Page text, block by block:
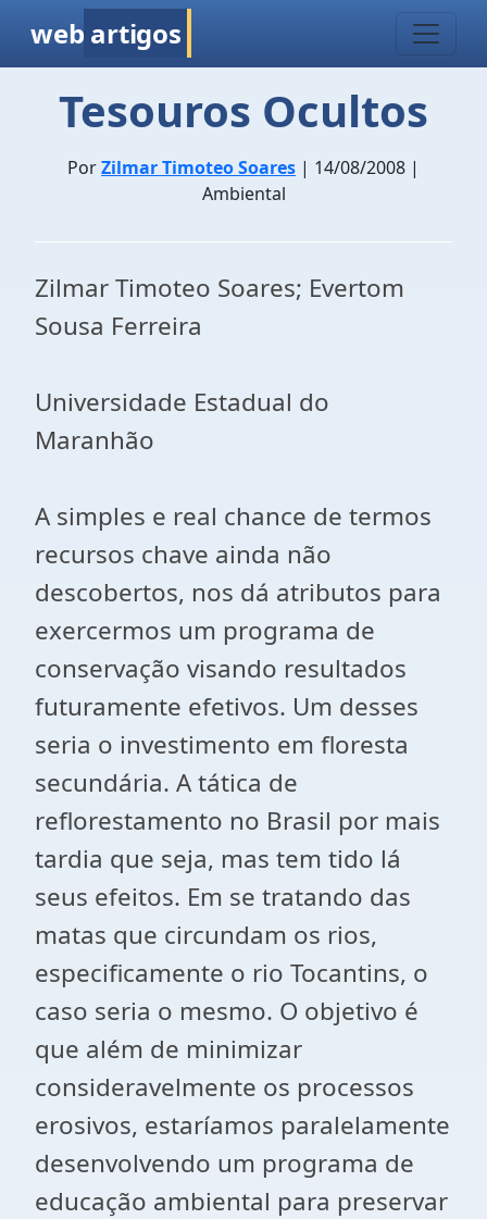
web artigos
Tesouros Ocultos
PorZilmar Timoteo Soares | 14/08/2008 |
Ambiental
Zilmar Timoteo Soares; Evertom
Sousa Ferreira
Universidade Estadual do
Maranhão
A simples e real chance de termos
recursos chave ainda não
descobertos, nos dá atributos para
exercermos um programa de
conservação visando resultados
futuramente efetivos. Um desses
seria o investimento em floresta
secundária. A tática de
reflorestamento no Brasil por mais
tardia que seja, mas tem tido lá
seus efeitos. Em se tratando das
matas que circundam os rios,
especificamente o rio Tocantins, o
caso seria o mesmo. O objetivo é
que além de minimizar
consideravelmente os processos
erosivos, estaríamos paralelamente
desenvolvendo um programa de
educação ambiental para preservar